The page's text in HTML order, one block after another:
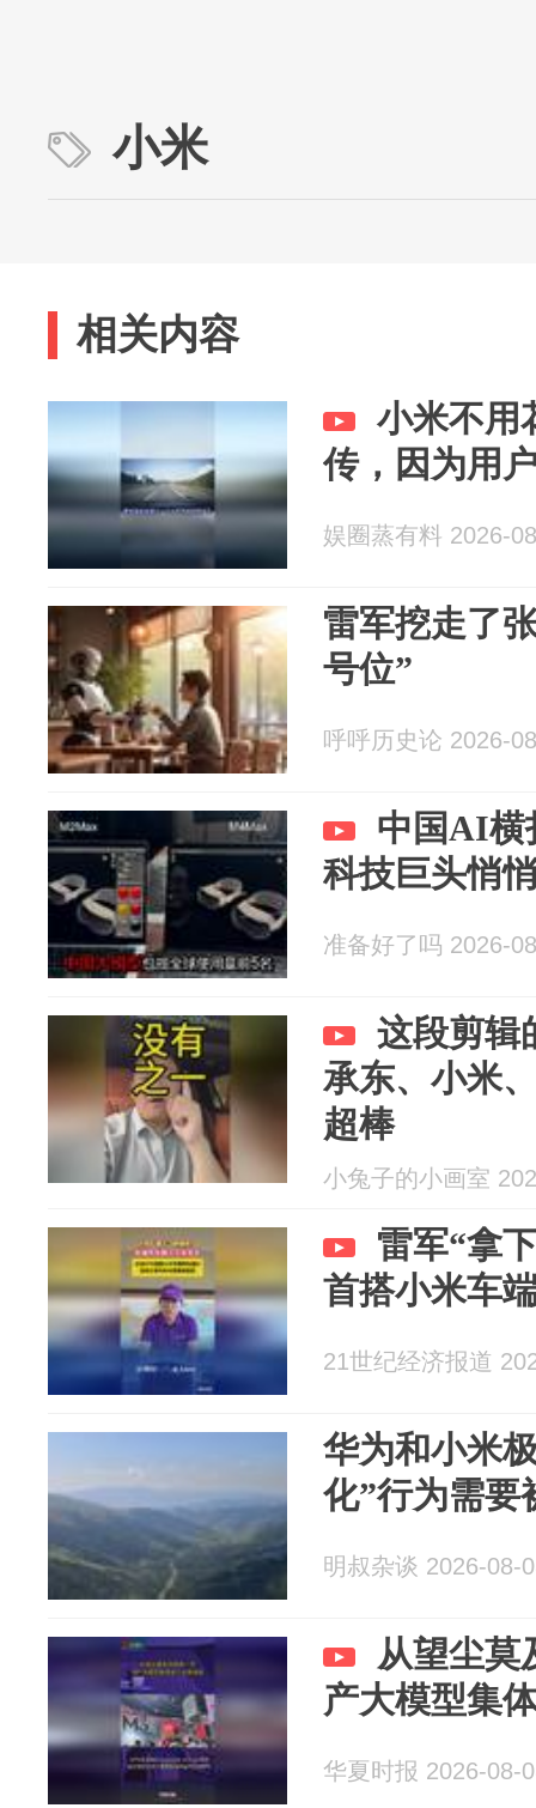
小米
相关内容
小米不用
传，因为用
娱圈蒸有料 2026-
雷军挖走了
号位”
呼呼历史论 2026-
中国AI横
科技巨头悄
准备好了吗 2026-
这段剪辑
承东、小米
超棒
小兔子的小画室
雷军“拿
首搭小米车
21世纪经济报道
华为和小米
化”行为需要
明叔杂谈 2026-08-
从望尘莫
产大模型集
华夏时报 2026-08-